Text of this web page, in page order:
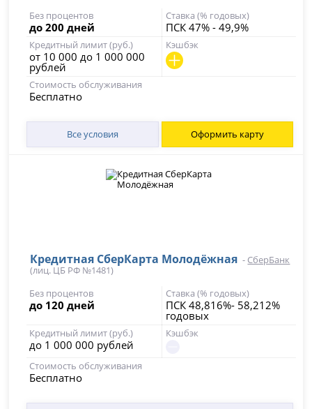
Без процентов
до 200 дней
Ставка (% годовых)
ПСК 47% - 49,9%
Кредитный лимит (руб.)
от 10 000 до 1 000 000
рублей
Кэшбэк
Стоимость обслуживания
Бесплатно
Все условия Оформить карту
Кредитная СберКарта Молодёжная - СберБанк
(лиц. ЦБ РФ №1481)
Без процентов
до 120 дней
Ставка (% годовых)
ПСК 48,816%- 58,212%
годовых
Кредитный лимит (руб.)
до 1 000 000 рублей
Кэшбэк
Стоимость обслуживания
Бесплатно